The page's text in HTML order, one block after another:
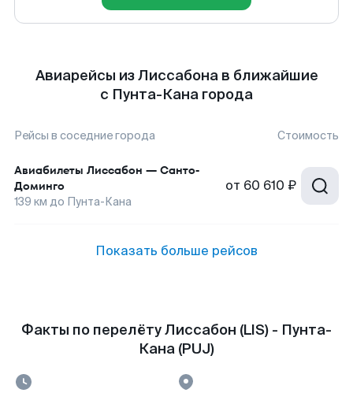
Авиарейсы из Лиссабона в ближайшие
с Пунта-Кана города
Рейсы в соседние города Стоимость
Авиабилеты Лиссабон — Санто-
Доминго
139 км до Пунта-Кана
от 60 610 ₽
Показать больше рейсов
Факты по перелёту Лиссабон (LIS) - Пунта-
Кана (PUJ)